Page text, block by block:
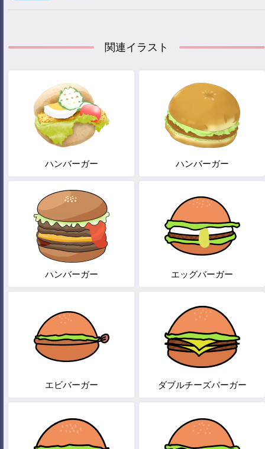
関連イラスト
ハンバーガー ハンバーガー
ハンバーガー エッグバーガー
エビバーガー ダブルチーズバーガー